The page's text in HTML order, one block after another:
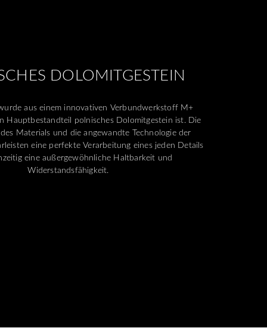
DOLOMITGESTEIN
aus einem innovativen Verbundwerkstoff M+
Hauptbestandteil polnisches Dolomitgestein ist. Die
Materials und die angewandte Technologie der
eine perfekte Verarbeitung eines jeden Details
eine außergewöhnliche Haltbarkeit und
Widerstandsfähigkeit.